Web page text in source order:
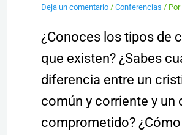
Deja un comentario / Conferencias / Por
¿Conoces los tipos de
que existen? ¿Sabes
diferencia entre un
común y corriente y un
comprometido? ¿Cómo